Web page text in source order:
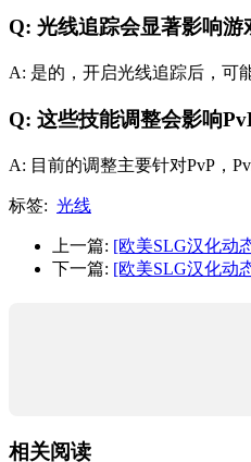
Q: 光线追踪会显著影响游
A: 是的，开启光线追踪后，可
Q: 这些技能调整会影响
A: 目前的调整主要针对PvP，
标签: 光线
上一篇: [欧美SLG汉化动
下一篇: [欧美SLG汉化动
相关阅读